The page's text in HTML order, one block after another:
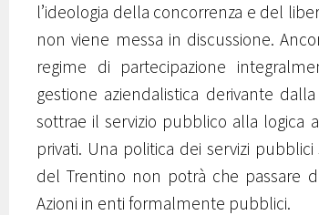
l’ideologia della concorrenza e del
non viene messa in discussione.
regime di partecipazione
gestione aziendalistica derivante
sottrae il servizio pubblico alla logica
privati. Una politica dei servizi
del Trentino non potrà che passare
Azioni in enti formalmente pubblici.